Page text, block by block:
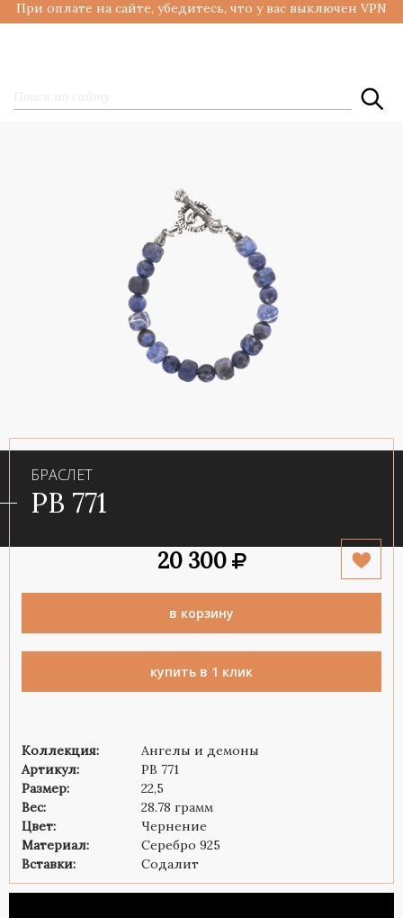
При оплате на сайте, убедитесь, что у вас выключен VPN
БРАСЛЕТ
PB 771
20 300
в корзину
купить в 1 клик
Коллекция:
Ангелы и демоны
Артикул:
PB 771
Размер:
22,5
Вес:
28.78 грамм
Цвет:
Чернение
Материал:
Серебро 925
Вставки:
Содалит